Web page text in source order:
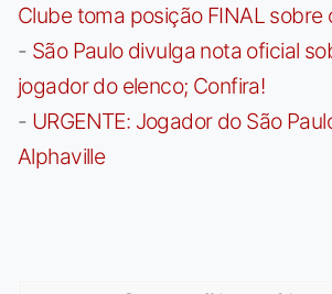
Clube toma posição FINAL sobre
- São Paulo divulga nota oficial
jogador do elenco; Confira!
- URGENTE: Jogador do São
Alphaville